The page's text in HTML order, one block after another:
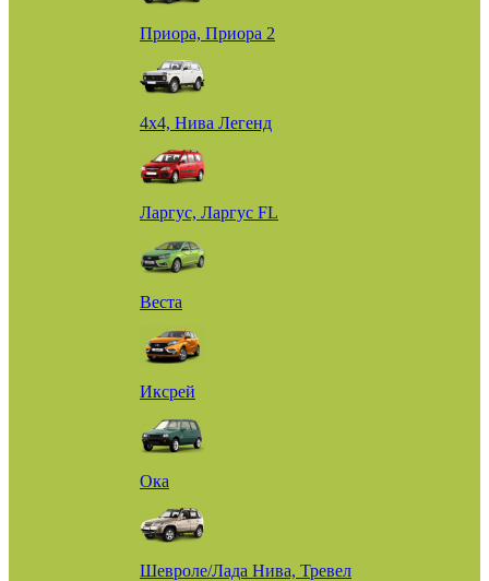
Приора, Приора 2
4х4, Нива Легенд
Ларгус, Ларгус FL
Веста
Иксрей
Ока
Шевроле/Лада Нива, Тревел